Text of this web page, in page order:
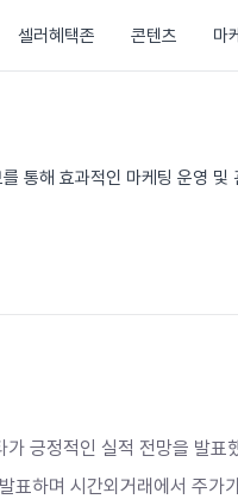
셀러혜택존 콘텐츠 마
통해 효과적인 마케팅 운영 및
긍정적인 실적 전망을 발표
표하며 시간외거래에서 주가